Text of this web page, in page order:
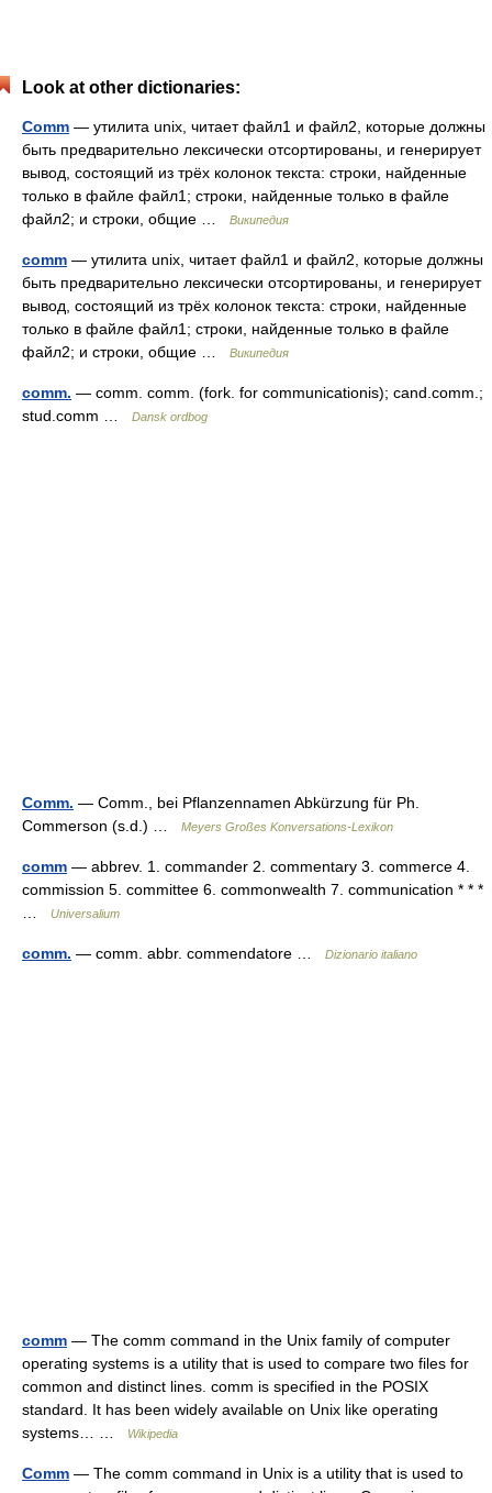
Look at other dictionaries:
Comm — утилита unix, читает файл1 и файл2, которые должны
быть предварительно лексически отсортированы, и генерирует
вывод, состоящий из трёх колонок текста: строки, найденные
только в файле файл1; строки, найденные только в файле
файл2; и строки, общие …
Википедия
comm — утилита unix, читает файл1 и файл2, которые должны
быть предварительно лексически отсортированы, и генерирует
вывод, состоящий из трёх колонок текста: строки, найденные
только в файле файл1; строки, найденные только в файле
файл2; и строки, общие …
Википедия
comm. — comm. comm. (fork. for communicationis); cand.comm.;
stud.comm …
Dansk ordbog
Comm. — Comm., bei Pflanzennamen Abkürzung für Ph.
Commerson (s.d.) …
Meyers Großes Konversations-Lexikon
comm — abbrev. 1. commander 2. commentary 3. commerce 4.
commission 5. committee 6. commonwealth 7. communication * * *
Universalium
comm. — comm. abbr. commendatore … Dizionario italiano
comm — The comm command in the Unix family of computer
operating systems is a utility that is used to compare two files for
common and distinct lines. comm is specified in the POSIX
standard. It has been widely available on Unix like operating
systems… …
Wikipedia
Comm — The comm command in Unix is a utility that is used to